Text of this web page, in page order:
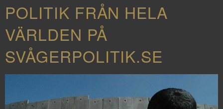
POLITIK FRÅN HELA
VÄRLDEN PÅ
SVÅGERPOLITIK.SE